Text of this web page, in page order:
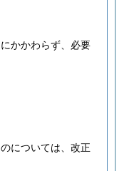
かかわらず、必要
については、改正